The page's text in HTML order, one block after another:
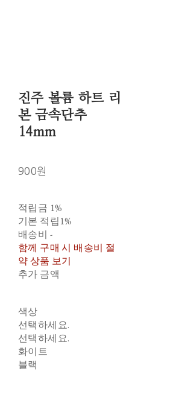
진주 볼륨 하트 리
본 금속단추
14mm
900원
적립금 1%
기본 적립1%
배송비 -
함께 구매 시 배송비 절
약 상품 보기
추가 금액
색상
선택하세요.
선택하세요.
화이트
블랙